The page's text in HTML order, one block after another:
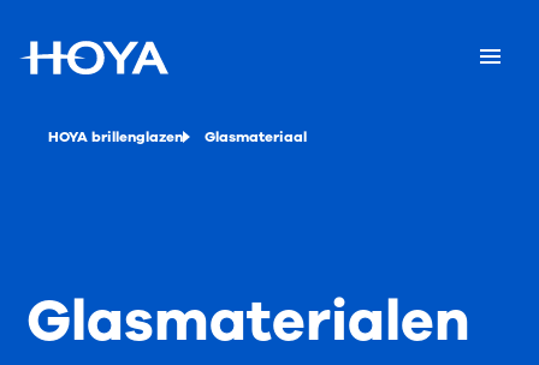
HOYA brillenglazen Glasmateriaal
Glasmaterialen